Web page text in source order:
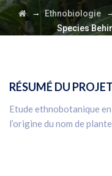
→ Ethnobiologie
Species
RÉSUMÉ DU PROJET
Etude ethnobotanique
l’origine du nom de